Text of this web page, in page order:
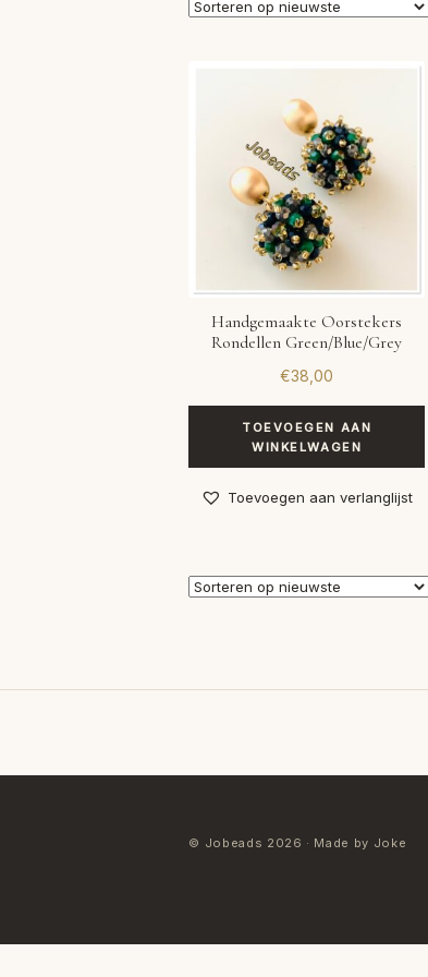
Handgemaakte Oorstekers
Rondellen Green/Blue/Grey
€38,00
TOEVOEGEN AAN
WINKELWAGEN
Toevoegen aan verlanglijst
© Jobeads 2026 · Made by Joke